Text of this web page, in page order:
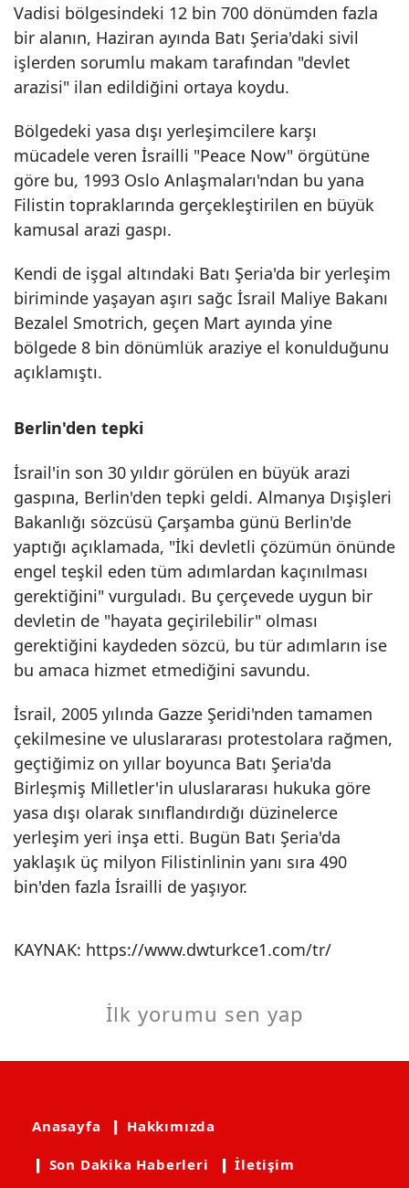
Vadisi bölgesindeki 12 bin 700 dönümden fazla
bir alanın, Haziran ayında Batı Şeria'daki sivil
işlerden sorumlu makam tarafından "devlet
arazisi" ilan edildiğini ortaya koydu.
Bölgedeki yasa dışı yerleşimcilere karşı
mücadele veren İsrailli "Peace Now" örgütüne
göre bu, 1993 Oslo Anlaşmaları'ndan bu yana
Filistin topraklarında gerçekleştirilen en büyük
kamusal arazi gaspı.
Kendi de işgal altındaki Batı Şeria'da bir yerleşim
biriminde yaşayan aşırı sağc İsrail Maliye Bakanı
Bezalel Smotrich, geçen Mart ayında yine
bölgede 8 bin dönümlük araziye el konulduğunu
açıklamıştı.
Berlin'den tepki
İsrail'in son 30 yıldır görülen en büyük arazi
gaspına, Berlin'den tepki geldi. Almanya Dışişleri
Bakanlığı sözcüsü Çarşamba günü Berlin'de
yaptığı açıklamada, "İki devletli çözümün önünde
engel teşkil eden tüm adımlardan kaçınılması
gerektiğini" vurguladı. Bu çerçevede uygun bir
devletin de "hayata geçirilebilir" olması
gerektiğini kaydeden sözcü, bu tür adımların ise
bu amaca hizmet etmediğini savundu.
İsrail, 2005 yılında Gazze Şeridi'nden tamamen
çekilmesine ve uluslararası protestolara rağmen,
geçtiğimiz on yıllar boyunca Batı Şeria'da
Birleşmiş Milletler'in uluslararası hukuka göre
yasa dışı olarak sınıflandırdığı düzinelerce
yerleşim yeri inşa etti. Bugün Batı Şeria'da
yaklaşık üç milyon Filistinlinin yanı sıra 490
bin'den fazla İsrailli de yaşıyor.
KAYNAK: https://www.dwturkce1.com/tr/
İlk yorumu sen yap
Anasayfa ❙ Hakkımızda
❙ Son Dakika Haberleri ❙ İletişim